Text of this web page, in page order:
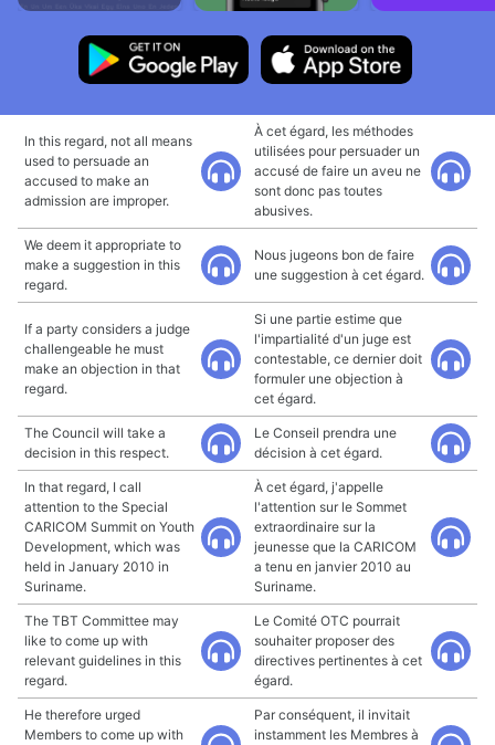
In this regard, not all means
used to persuade an
accused to make an
admission are improper.
À cet égard, les méthodes
utilisées pour persuader un
accusé de faire un aveu ne
sont donc pas toutes
abusives.
We deem it appropriate to
make a suggestion in this
regard.
Nous jugeons bon de faire
une suggestion à cet égard.
If a party considers a judge
challengeable he must
make an objection in that
regard.
Si une partie estime que
l'impartialité d'un juge est
contestable, ce dernier doit
formuler une objection à
cet égard.
The Council will take a
decision in this respect.
Le Conseil prendra une
décision à cet égard.
In that regard, I call
attention to the Special
CARICOM Summit on Youth
Development, which was
held in January 2010 in
Suriname.
À cet égard, j'appelle
l'attention sur le Sommet
extraordinaire sur la
jeunesse que la CARICOM
a tenu en janvier 2010 au
Suriname.
The TBT Committee may
like to come up with
relevant guidelines in this
regard.
Le Comité OTC pourrait
souhaiter proposer des
directives pertinentes à cet
égard.
He therefore urged
Members to come up with
Par conséquent, il invitait
instamment les Membres à